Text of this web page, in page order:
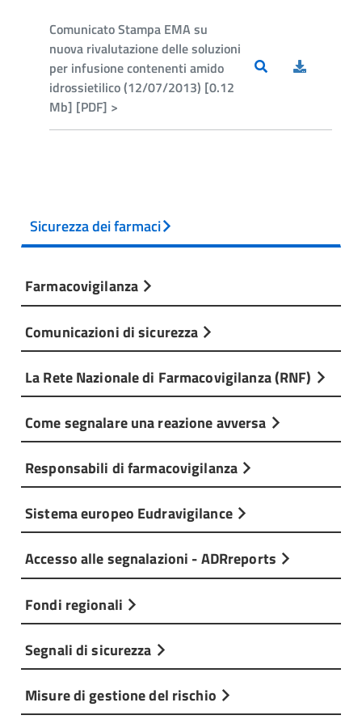
Comunicato Stampa EMA su
nuova rivalutazione delle soluzioni
per infusione contenenti amido
idrossietilico (12/07/2013) [0.12
Mb] [PDF] >
Sicurezza dei farmaci
Farmacovigilanza
Comunicazioni di sicurezza
La Rete Nazionale di Farmacovigilanza (RNF)
Come segnalare una reazione avversa
Responsabili di farmacovigilanza
Sistema europeo Eudravigilance
Accesso alle segnalazioni - ADRreports
Fondi regionali
Segnali di sicurezza
Misure di gestione del rischio